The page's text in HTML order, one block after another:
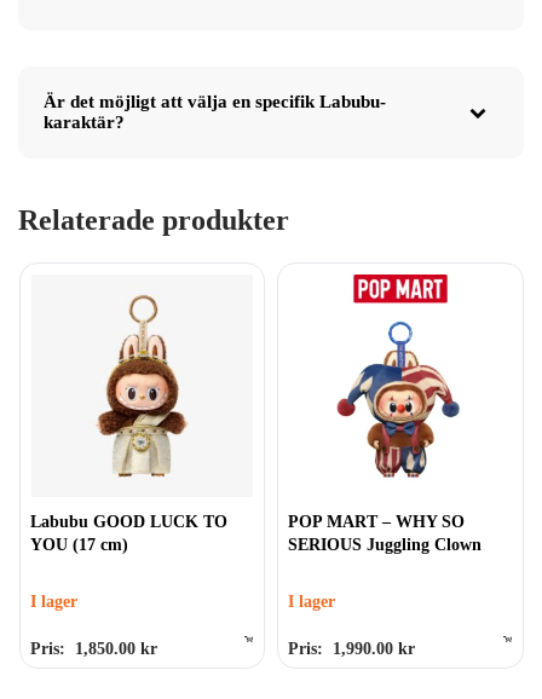
Är det möjligt att välja en specifik Labubu-
karaktär?
Relaterade produkter
Labubu GOOD LUCK TO
YOU (17 cm)
I lager
Betygsatt 0av 5
Pris: 1,850.00 kr
POP MART – WHY SO
SERIOUS Juggling Clown
I lager
Betygsatt 0av 5
Pris: 1,990.00 kr